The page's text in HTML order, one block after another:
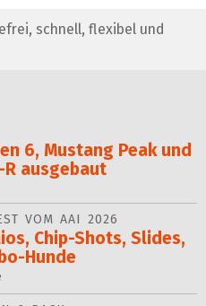
schnell, flexibel und
6, Mustang Peak und
ausgebaut
VOM AAI 2026
Chip-Shots, Slides,
Hunde